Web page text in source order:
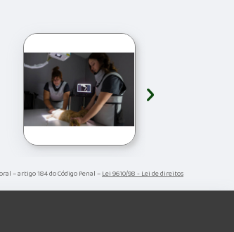
›
– artigo 184 do Código Penal –Lei 9610/98 - Lei de direitos